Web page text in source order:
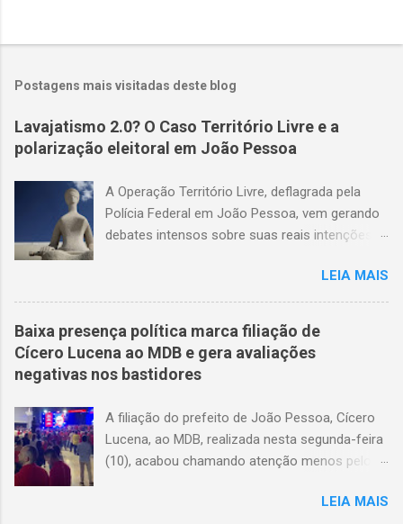
Postagens mais visitadas deste blog
Lavajatismo 2.0? O Caso Território Livre e a
polarização eleitoral em João Pessoa
A Operação Território Livre, deflagrada pela
Polícia Federal em João Pessoa, vem gerando
debates intensos sobre suas reais intenções e
eleitoral que sustenta a operação carece de
provas concretas. Até o momento, não há
gravações de áudio ou vídeo que validem as
acusações. A narrativa que circula em setores
da imprensa sugere que eleitores de baixa
apresentadas são frágeis, levantando mais
suspeitas do que certezas. O impacto na
política local é notável. As ações da Polícia
Federal — incluindo a busca na residência do
LEIA MAIS
Baixa presença política marca filiação de
Cícero Lucena ao MDB e gera avaliações
negativas nos bastidores
A filiação do prefeito de João Pessoa, Cícero
Lucena, ao MDB, realizada nesta segunda-feira
(10), acabou chamando atenção menos pelo
lideranças políticas consideradas de peso no
LEIA MAIS